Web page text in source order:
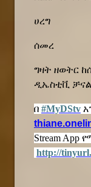
ሀረግ
ሰመረ
ግዛት ዘወትር
ዲኤስቲቪ ቻናል
በ #MyDStv
Stream
http://